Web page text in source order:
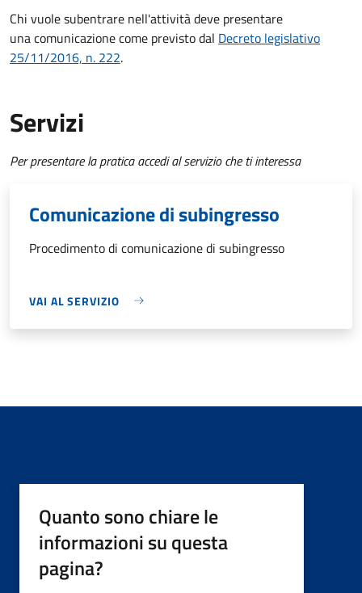
Chi vuole subentrare nell'attività deve presentare
una comunicazionecome previsto dal Decreto legislativo
25/11/2016, n. 222.
Servizi
Per presentare la pratica accedi al servizio che ti interessa
Comunicazione di subingresso
Procedimento di comunicazione di subingresso
VAI AL SERVIZIO
Quanto sono chiare le
informazioni su questa
pagina?